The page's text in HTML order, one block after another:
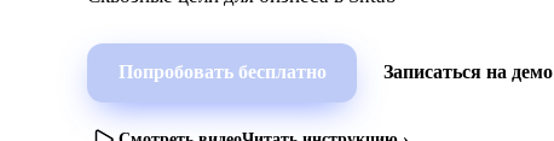
Попробовать бесплатно Записаться на демо